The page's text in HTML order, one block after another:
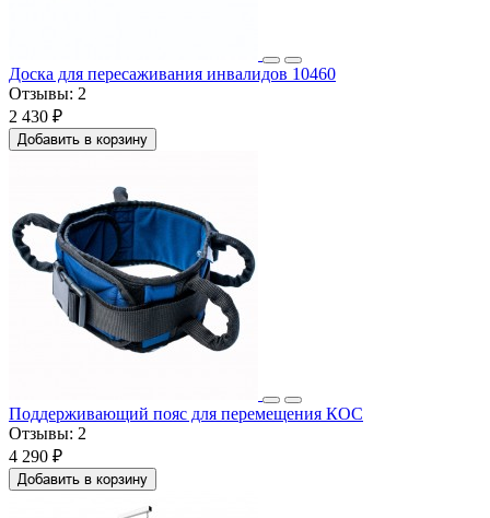
Доска для пересаживания инвалидов 10460
Отзывы: 2
2 430 ₽
Добавить в корзину
Поддерживающий пояс для перемещения КОС
Отзывы: 2
4 290 ₽
Добавить в корзину